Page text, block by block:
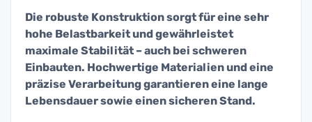
Die robuste Konstruktion sorgt für eine sehr
hohe Belastbarkeit und gewährleistet
maximale Stabilität – auch bei schweren
Einbauten. Hochwertige Materialien und eine
präzise Verarbeitung garantieren eine lange
Lebensdauer sowie einen sicheren Stand.